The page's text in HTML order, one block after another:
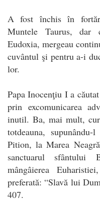
A fost închis în
Muntele Taurus, dar
Eudoxia, mergeau
cuvântul şi pentru a-i
lor.
Papa Inocenţiu I a
prin excomunicarea
inutil. Ba, mai mult,
totdeauna,
Pition, la Marea
sanctuarul
mângâierea
preferată: “Slavă lui
407.